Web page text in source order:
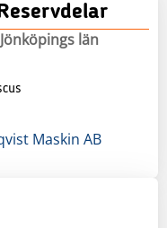
län
Maskin AB